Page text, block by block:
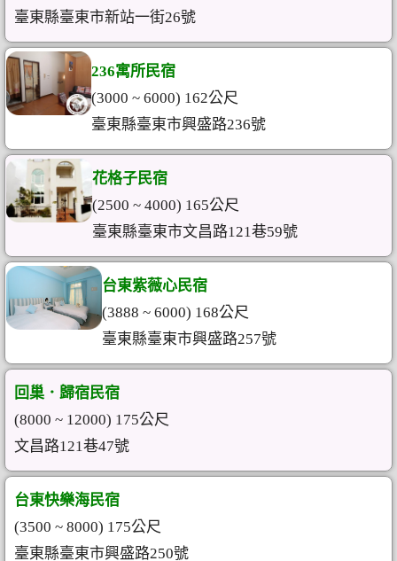
臺東縣臺東市新站一街26號
236寓所民宿
(3000 ~ 6000) 162公尺
臺東縣臺東市興盛路236號
花格子民宿
(2500 ~ 4000) 165公尺
臺東縣臺東市文昌路121巷59號
台東紫薇心民宿
(3888 ~ 6000) 168公尺
臺東縣臺東市興盛路257號
回巢．歸宿民宿
(8000 ~ 12000) 175公尺
文昌路121巷47號
台東快樂海民宿
(3500 ~ 8000) 175公尺
臺東縣臺東市興盛路250號